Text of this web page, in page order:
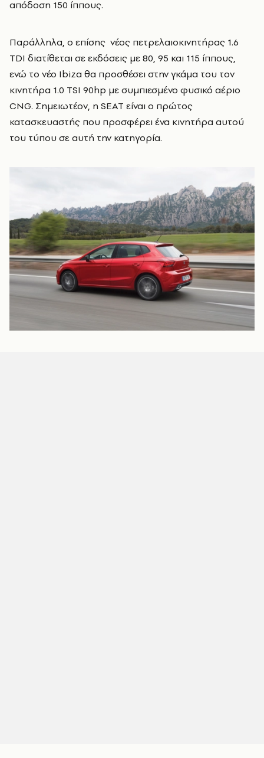
απόδοση 150 ίππους.
Παράλληλα, ο επίσης νέος πετρελαιοκινητήρας 1.6
TDI διατίθεται σε εκδόσεις με 80, 95 και 115 ίππους,
ενώ το νέο Ibiza θα προσθέσει στην γκάμα του τον
κινητήρα 1.0 TSI 90hp με συμπιεσμένο φυσικό αέριο
CNG. Σημειωτέον, η SEAT είναι ο πρώτος
κατασκευαστής που προσφέρει ένα κινητήρα αυτού
του τύπου σε αυτή την κατηγορία.